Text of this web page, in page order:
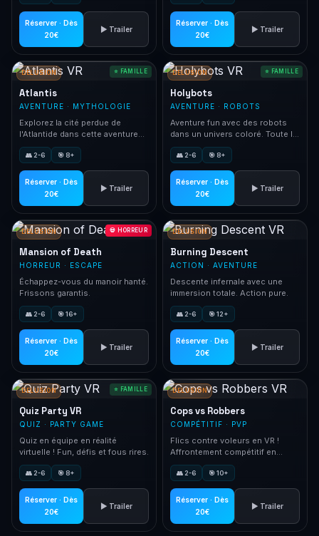
Réserver · Dès
20€
▶ Trailer
Réserver · Dès
20€
▶ Trailer
DELUSION ⭐ FAMILLE
Atlantis
AVENTURE · MYTHOLOGIE
Explorez la cité perdue de
l'Atlantide dans cette aventure
sous-marine.
👥 2-6 🎯 8+
Réserver · Dès
20€
▶ Trailer
DELUSION ⭐ FAMILLE
Holybots
AVENTURE · ROBOTS
Aventure fun avec des robots
dans un univers coloré. Toute la
famille.
👥 2-6 🎯 8+
Réserver · Dès
20€
▶ Trailer
DELUSION 💀 HORREUR
Mansion of Death
HORREUR · ESCAPE
Échappez-vous du manoir hanté.
Frissons garantis.
👥 2-6 🎯 16+
Réserver · Dès
20€
▶ Trailer
DELUSION
Burning Descent
ACTION · AVENTURE
Descente infernale avec une
immersion totale. Action pure.
👥 2-6 🎯 12+
Réserver · Dès
20€
▶ Trailer
DELUSION ⭐ FAMILLE
Quiz Party VR
QUIZ · PARTY GAME
Quiz en équipe en réalité
virtuelle ! Fun, défis et fous rires.
👥 2-6 🎯 8+
Réserver · Dès
20€
▶ Trailer
DELUSION
Cops vs Robbers
COMPÉTITIF · PVP
Flics contre voleurs en VR !
Affrontement compétitif en
équipes.
👥 2-6 🎯 10+
Réserver · Dès
20€
▶ Trailer